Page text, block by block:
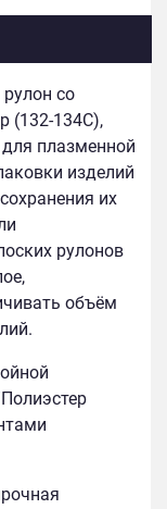
со
(132-134С),
плазменной
изделий
их
рулонов
объём